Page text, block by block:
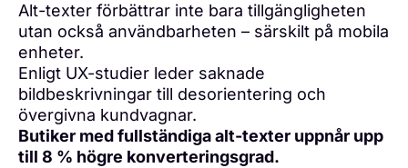
Alt-texter förbättrar inte bara tillgängligheten
utan också användbarheten – särskilt på mobila
enheter.
Enligt UX-studier leder saknade
bildbeskrivningar till desorientering och
övergivna kundvagnar.
Butiker med fullständiga alt-texter uppnår upp
till 8 % högre konverteringsgrad.